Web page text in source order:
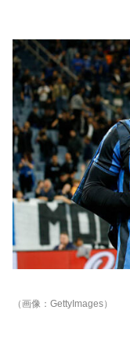
（画像：GettyImages）